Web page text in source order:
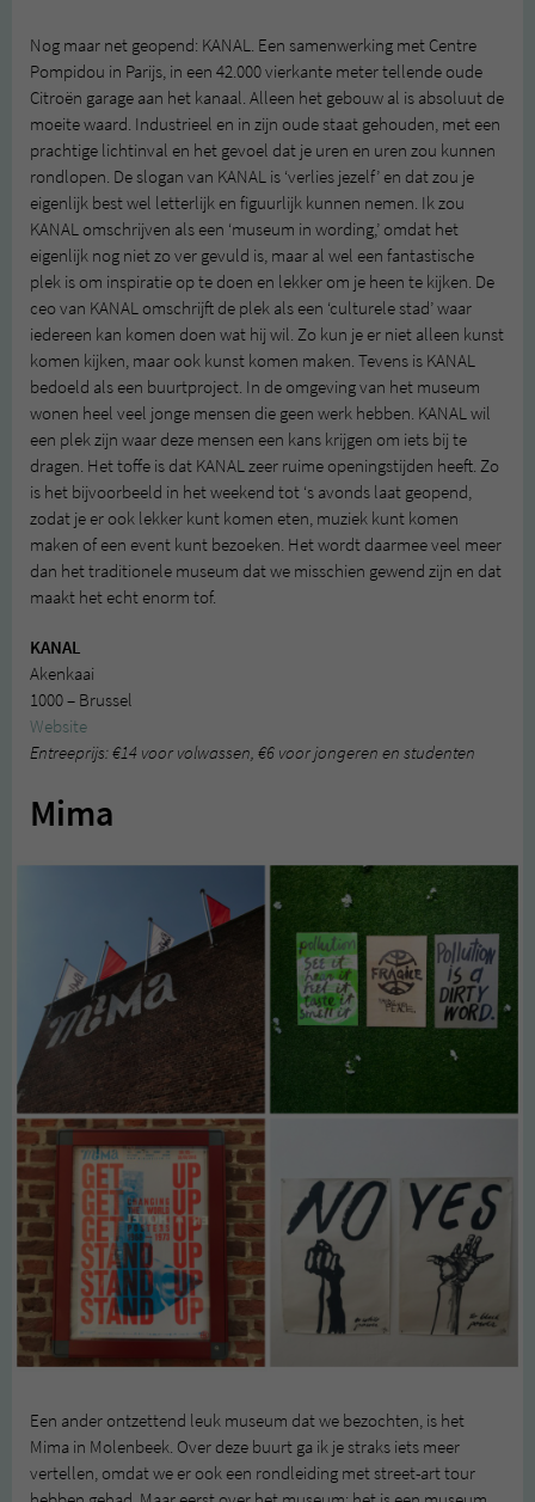
Nog maar net geopend: KANAL. Een samenwerking met Centre
Pompidou in Parijs, in een 42.000 vierkante meter tellende oude
Citroën garage aan het kanaal. Alleen het gebouw al is absoluut de
moeite waard. Industrieel en in zijn oude staat gehouden, met een
prachtige lichtinval en het gevoel dat je uren en uren zou kunnen
rondlopen. De slogan van KANAL is ‘verlies jezelf’ en dat zou je
eigenlijk best wel letterlijk en figuurlijk kunnen nemen. Ik zou
KANAL omschrijven als een ‘museum in wording,’ omdat het
eigenlijk nog niet zo ver gevuld is, maar al wel een fantastische
plek is om inspiratie op te doen en lekker om je heen te kijken. De
ceo van KANAL omschrijft de plek als een ‘culturele stad’ waar
iedereen kan komen doen wat hij wil. Zo kun je er niet alleen kunst
komen kijken, maar ook kunst komen maken. Tevens is KANAL
bedoeld als een buurtproject. In de omgeving van het museum
wonen heel veel jonge mensen die geen werk hebben. KANAL wil
een plek zijn waar deze mensen een kans krijgen om iets bij te
dragen. Het toffe is dat KANAL zeer ruime openingstijden heeft. Zo
is het bijvoorbeeld in het weekend tot ‘s avonds laat geopend,
zodat je er ook lekker kunt komen eten, muziek kunt komen
maken of een event kunt bezoeken. Het wordt daarmee veel meer
dan het traditionele museum dat we misschien gewend zijn en dat
maakt het echt enorm tof.
KANAL
Akenkaai
1000 – Brussel
Website
Entreeprijs: €14 voor volwassen, €6 voor jongeren en studenten
Mima
Een ander ontzettend leuk museum dat we bezochten, is het
Mima in Molenbeek. Over deze buurt ga ik je straks iets meer
vertellen, omdat we er ook een rondleiding met street-art tour